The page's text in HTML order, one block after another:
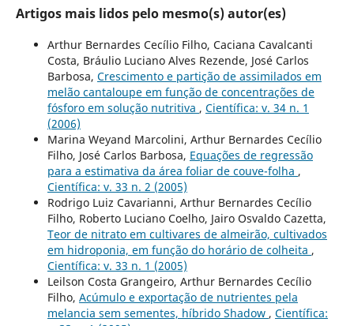
Artigos mais lidos pelo mesmo(s) autor(es)
Arthur Bernardes Cecílio Filho, Caciana Cavalcanti
Costa, Bráulio Luciano Alves Rezende, José Carlos
Barbosa, Crescimento e partição de assimilados em
melão cantaloupe em função de concentrações de
fósforo em solução nutritiva , Científica: v. 34 n. 1
(2006)
Marina Weyand Marcolini, Arthur Bernardes Cecílio
Filho, José Carlos Barbosa, Equações de regressão
para a estimativa da área foliar de couve-folha ,
Científica: v. 33 n. 2 (2005)
Rodrigo Luiz Cavarianni, Arthur Bernardes Cecílio
Filho, Roberto Luciano Coelho, Jairo Osvaldo Cazetta,
Teor de nitrato em cultivares de almeirão, cultivados
em hidroponia, em função do horário de colheita ,
Científica: v. 33 n. 1 (2005)
Leilson Costa Grangeiro, Arthur Bernardes Cecílio
Filho, Acúmulo e exportação de nutrientes pela
melancia sem sementes, híbrido Shadow , Científica: